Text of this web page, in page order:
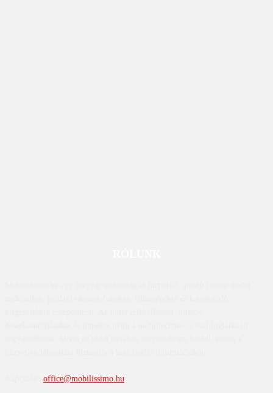
office@mobilissimo.hu